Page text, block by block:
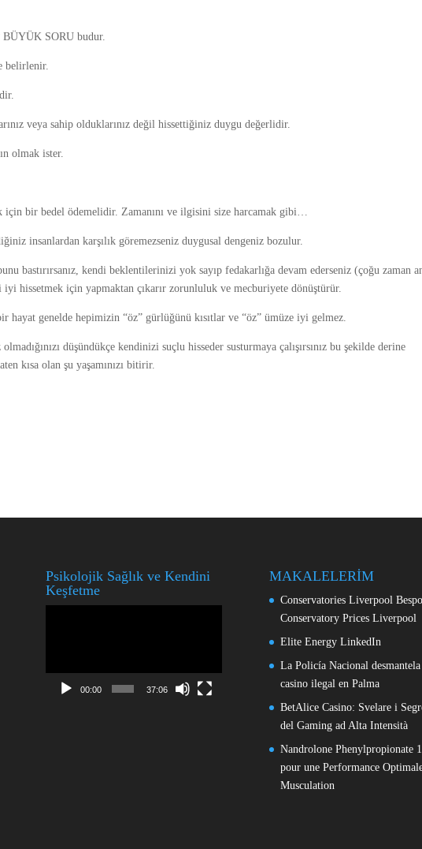
BÜYÜK SORU budur.
belirlenir.
veya sahip olduklarınız değil hissettiğiniz duygu değerlidir.
olmak ister.
için bir bedel ödemelidir. Zamanını ve ilgisini size harcamak gibi…
insanlardan karşılık göremezseniz duygusal dengeniz bozulur.
bastırırsanız, kendi beklentilerinizi yok sayıp fedakarlığa devam ederseniz (çoğu zaman
iyi hissetmek için yapmaktan çıkarır zorunluluk ve mecburiyete dönüştürür.
genelde hepimizin “öz” gürlüğünü kısıtlar ve “öz” ümüze iyi gelmez.
düşündükçe kendinizi suçlu hisseder susturmaya çalışırsınız bu şekilde derine
kısa olan şu yaşamınızı bitirir.
Psikolojik Sağlık ve Kendini
Keşfetme
00:00 37:06
MAKALELERİM
Conservatories Liverpool
Conservatory Prices Liverpool
Elite Energy LinkedIn
La Policía Nacional
casino ilegal en Palma
BetAlice Casino: Svelare i
del Gaming ad Alta Intensità
Nandrolone Phenylpropionate
pour une Performance
Musculation